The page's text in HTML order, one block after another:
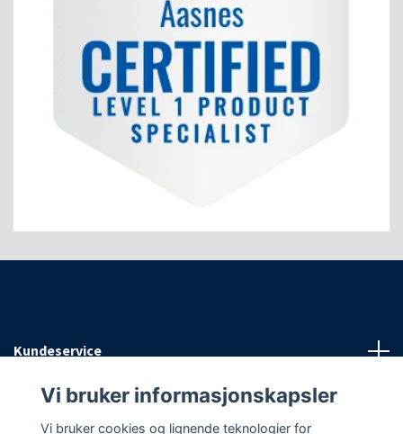
Kundeservice
Informasjon
Vi bruker informasjonskapsler
Vi bruker cookies og lignende teknologier for